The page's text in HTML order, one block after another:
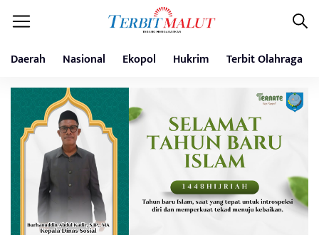
Daerah Nasional Ekopol Hukrim Terbit Olahraga